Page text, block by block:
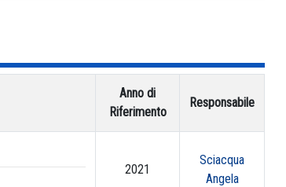
Anno di
Riferimento
Responsabile
2021
Sciacqua
Angela